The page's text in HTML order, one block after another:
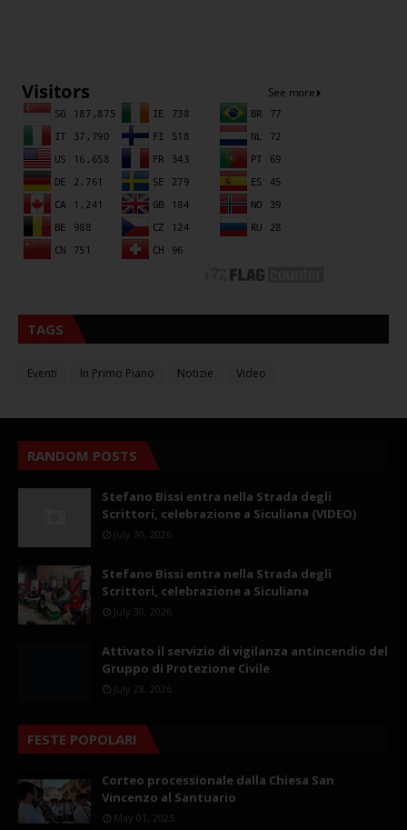
TAGS
Eventi In Primo Piano Notizie Video
RANDOM POSTS
Stefano Bissi entra nella Strada degli
Scrittori, celebrazione a Siculiana (VIDEO)
July 30, 2026
Stefano Bissi entra nella Strada degli
Scrittori, celebrazione a Siculiana
July 30, 2026
Attivato il servizio di vigilanza antincendio del
Gruppo di Protezione Civile
July 28, 2026
FESTE POPOLARI
Corteo processionale dalla Chiesa San
Vincenzo al Santuario
May 01, 2025